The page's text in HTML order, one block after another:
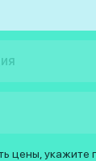
цены, укажите